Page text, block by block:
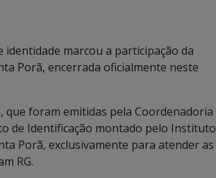
identidade marcou a participação da
Porã, encerrada oficialmente neste
foram emitidas pela Coordenadoria
de Identificação montado pelo Instituto
Porã, exclusivamente para atender as
RG.